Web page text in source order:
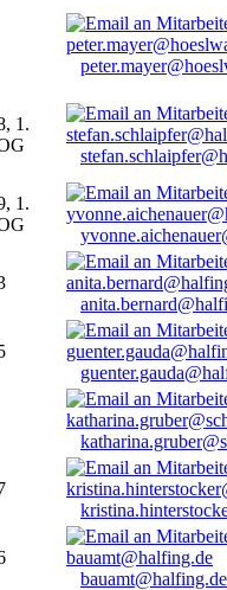
1.
1.
bauamt@halfing.de